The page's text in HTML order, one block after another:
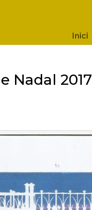
Inici
Nadal 2017